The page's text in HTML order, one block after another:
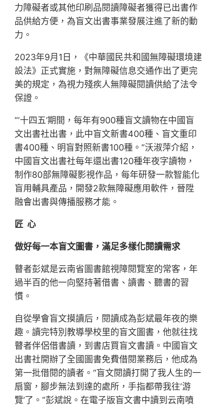
力障礙者或其他印刷品閱讀障礙者獲得已出書作
品供給方便，為盲文出書事業發展注進了新的動
力。
2023年9月1日，《中華國民共和國無障礙環境建
設法》正式實施，對無障礙信息交通作出了更完
美的規定，為視力殘疾人無障礙閱讀供給了法令
保證。
“‘十四五’期間，每年有900種盲文讀物在中國盲
文出書社出書，此中盲文新書400種、盲文重印
書400種、明盲對照新書100種。”沃淑萍介紹，
中國盲文出書社每年還出書120種年夜字讀物，
制作80部無障礙影視作品，每年研發一款智能化
盲用輔具產品，開發2款無障礙應用軟件，晉陞
融會出書與傳播服務才能。
匠 心
做好每一本盲文圖書，滿足多樣化閱讀需求
瞽者彭斌是云南省圖書館視障閱覽室的常客，年
過半百的他一向堅持著借書、讀書、聽書的習
慣。
自從學會盲文摸讀后，閱讀成為彭斌最年夜的樂
趣。讀完特別教導學校里的盲文圖書，他就往找
瞽者伴侶借書讀，到書店買盲文書讀。中國盲文
出書社開辦了全國圖書免費借閱業務后，他成為
第一批借閱的讀者。“盲文閱讀打開了我人生的一
扇窗，腳步無法到達的處所，手指都帶我往‘游
覽’了。”彭斌說。在電子版盲文書中讀到云南噴